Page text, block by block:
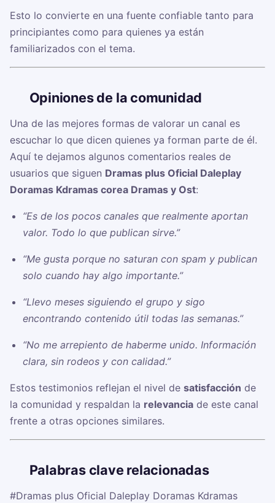
Esto lo convierte en una fuente confiable tanto para
principiantes como para quienes ya están
familiarizados con el tema.
Opiniones de la comunidad
Una de las mejores formas de valorar un canal es
escuchar lo que dicen quienes ya forman parte de él.
Aquí te dejamos algunos comentarios reales de
usuarios que siguen Dramas plus Oficial Daleplay
Doramas Kdramas corea Dramas y Ost:
“Es de los pocos canales que realmente aportan
valor. Todo lo que publican sirve.”
“Me gusta porque no saturan con spam y publican
solo cuando hay algo importante.”
“Llevo meses siguiendo el grupo y sigo
encontrando contenido útil todas las semanas.”
“No me arrepiento de haberme unido. Información
clara, sin rodeos y con calidad.”
Estos testimonios reflejan el nivel de satisfacción de
la comunidad y respaldan la relevancia de este canal
frente a otras opciones similares.
Palabras clave relacionadas
#Dramas plus Oficial Daleplay Doramas Kdramas